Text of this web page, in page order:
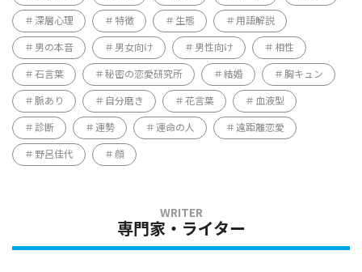
深層心理 特徴 生態 用語解説
男の本音 男女向け 男性向け 相性
石言葉 秘密の恋愛研究所 結婚 胸キュン
脈あり 自分磨き 花言葉 血液型
診断 運勢 運命の人 遠距離恋愛
野呂佳代 顔
専門家・ライター